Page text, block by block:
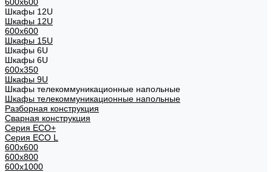
Шкафы 12U
Шкафы 12U
600x600
Шкафы 15U
Шкафы 6U
Шкафы 6U
600x350
Шкафы 9U
Шкафы телекоммуникационные напольные
Шкафы телекоммуникационные напольные
Разборная конструкция
Сварная конструкция
Серия ECO+
Серия ECO L
600x600
600x800
600х1000